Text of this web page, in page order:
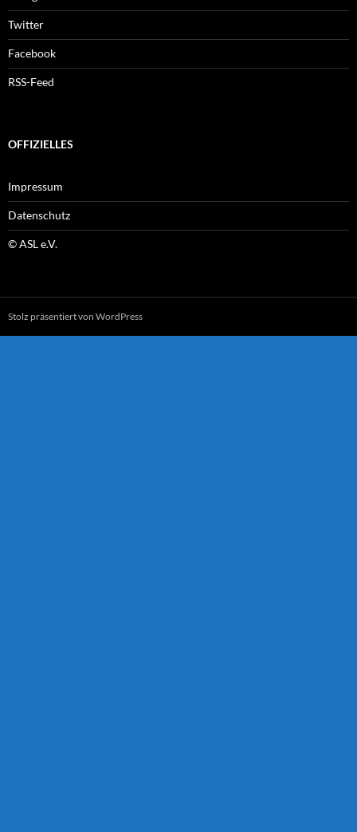
Twitter
Facebook
RSS-Feed
OFFIZIELLES
Impressum
Datenschutz
© ASL e.V.
Stolz präsentiert von WordPress